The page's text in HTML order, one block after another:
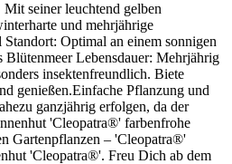
seiner leuchtend gelben
und mehrjährige
Optimal an einem sonnigen
Lebensdauer: Mehrjährig
insektenfreundlich. Biete
genießen.Einfache Pflanzung und
ganzjährig erfolgen, da der
'Cleopatra®' farbenfrohe
Gartenpflanzen – 'Cleopatra®'
'Cleopatra®'. Freu Dich ab dem